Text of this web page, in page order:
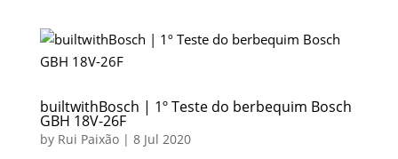
builtwithBosch | 1º Teste do berbequim Bosch
GBH 18V-26F
by Rui Paixão| 8 Jul 2020